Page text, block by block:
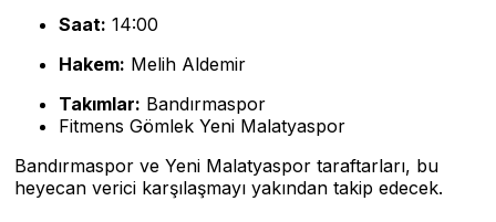
Saat: 14:00
Hakem: Melih Aldemir
Takımlar: Bandırmaspor
Fitmens Gömlek Yeni Malatyaspor
Bandırmaspor ve Yeni Malatyaspor taraftarları, bu
heyecan verici karşılaşmayı yakından takip edecek.